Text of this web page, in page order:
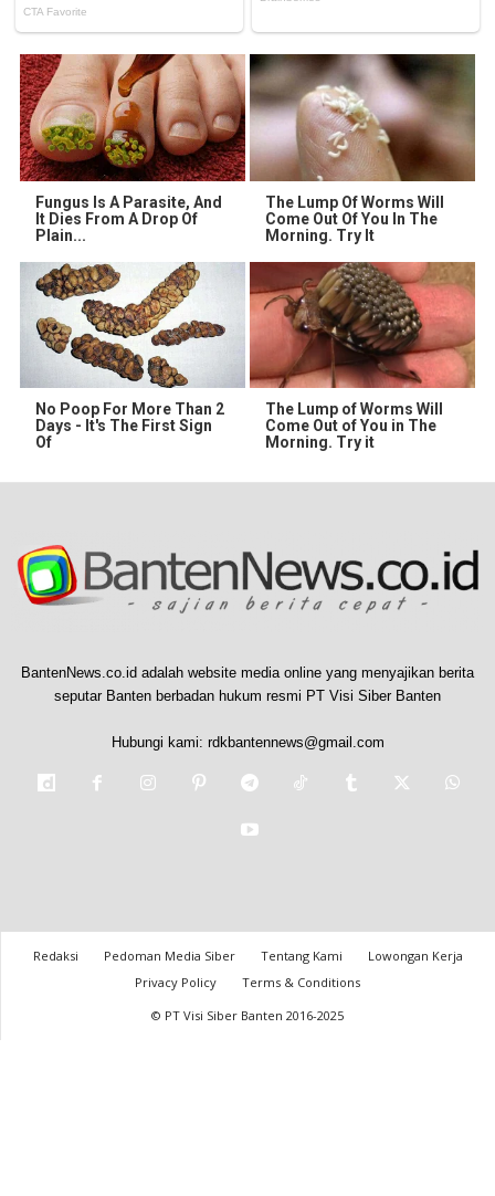
Fungus Is A Parasite, And
It Dies From A Drop Of
Plain...
The Lump Of Worms Will
Come Out Of You In The
Morning. Try It
No Poop For More Than 2
Days - It's The First Sign
Of
The Lump of Worms Will
Come Out of You in The
Morning. Try it
BantenNews.co.id adalah website media online yang menyajikan berita
seputar Banten berbadan hukum resmi PT Visi Siber Banten
Hubungi kami: rdkbantennews@gmail.com
Redaksi Pedoman Media Siber Tentang Kami
Lowongan Kerja
Privacy Policy
Terms & Conditions
© PT Visi Siber Banten 2016-2025